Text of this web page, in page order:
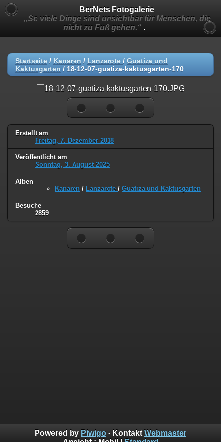
BerNets Fotogalerie
„So viele Dinge sind unsichtbar für Menschen, die
nicht zu Fuß gehen.“ .
Startseite / Kanaren / Lanzarote / Guatiza und
Kaktusgarten / 18-12-07-guatiza-kaktusgarten-170
Erstellt am
Freitag, 7. Dezember 2018
Veröffentlicht am
Sonntag, 3. August 2025
Alben
Kanaren / Lanzarote / Guatiza und Kaktusgarten
Besuche
2859
Powered by Piwigo - Kontakt Webmaster